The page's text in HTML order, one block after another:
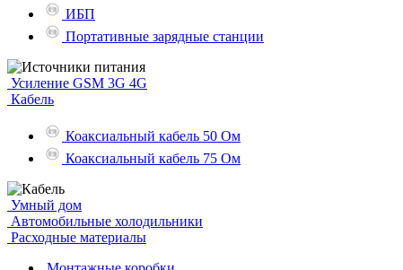
ИБП
Портативные зарядные станции
Усиление GSM 3G 4G
Кабель
Коаксиальный кабель 50 Ом
Коаксиальный кабель 75 Ом
Умный дом
Автомобильные холодильники
Расходные материалы